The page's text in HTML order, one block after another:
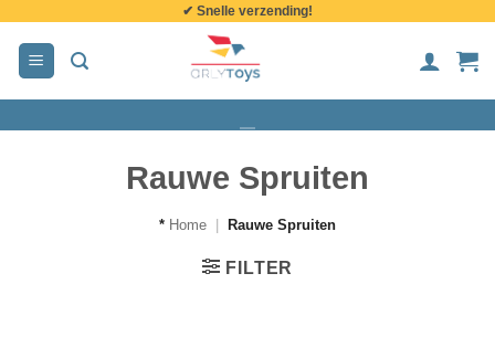
inhoud
✔ Snelle verzending!
Rauwe Spruiten
* Home Rauwe Spruiten
FILTER